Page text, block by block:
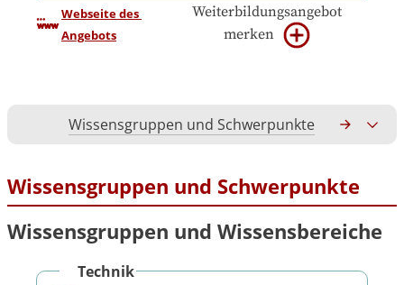
Webseite des
Angebots
Weiterbildungsangebot
merken
Wissensgruppen und Schwerpunkte
Wissensgruppen und Schwerpunkte
Wissensgruppen und Wissensbereiche
Technik